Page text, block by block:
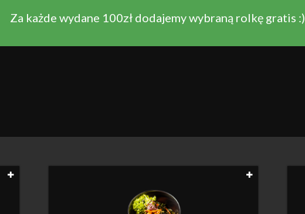
Za każde wydane 100zł dodajemy wybraną rolkę gratis :)